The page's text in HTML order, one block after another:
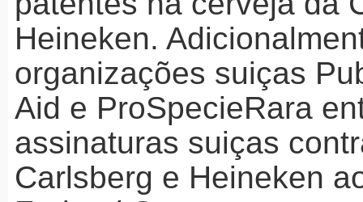
Heineken.
organizações suiças
Aid e ProSpecieRara
assinaturas suiças
Carlsberg e Heineken